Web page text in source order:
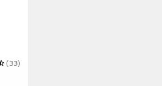
(33)